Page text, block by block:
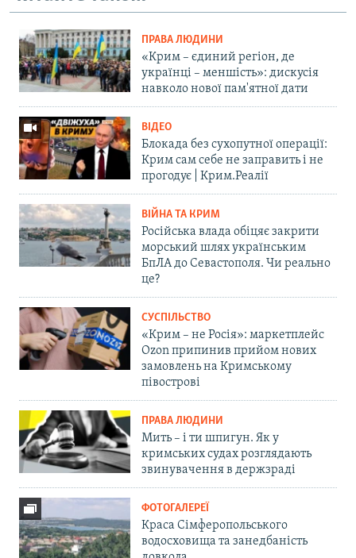
ПРАВА ЛЮДИНИ
«Крим – єдиний регіон, де
українці – меншість»: дискусія
навколо нової пам'ятної дати
ВІДЕО
Блокада без сухопутної операції:
Крим сам себе не заправить і не
прогодує | Крим.Реалії
ВІЙНА ТА КРИМ
Російська влада обіцяє закрити
морський шлях українським
БпЛА до Севастополя. Чи реально
це?
СУСПІЛЬСТВО
«Крим – не Росія»: маркетплейс
Ozon припинив прийом нових
замовлень на Кримському
півострові
ПРАВА ЛЮДИНИ
Мить – і ти шпигун. Як у
кримських судах розглядають
звинувачення в держзраді
ФОТОГАЛЕРЕЇ
Краса Сімферопольського
водосховища та занедбаність